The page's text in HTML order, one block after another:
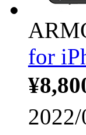
for